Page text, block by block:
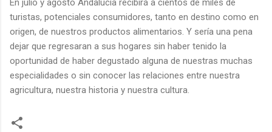
turistas, potenciales consumidores, tanto en destino como en
origen, de nuestros productos alimentarios. Y sería una pena
dejar que regresaran a sus hogares sin haber tenido la
oportunidad de haber degustado alguna de nuestras muchas
especialidades o sin conocer las relaciones entre nuestra
agricultura, nuestra historia y nuestra cultura.